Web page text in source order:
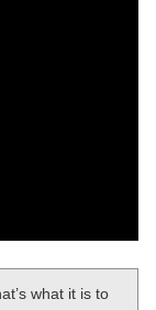
what it is to